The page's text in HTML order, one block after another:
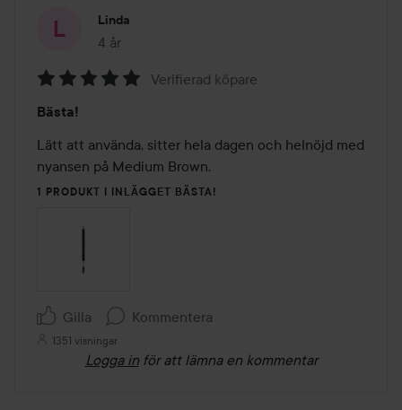
Linda
4 år
Inlägget skapades 4 år
5
av
5
Verifierad köpare
Bästa!
Lätt att använda, sitter hela dagen och helnöjd med
nyansen på Medium Brown.
1 PRODUKT I INLÄGGET BÄSTA!
Gilla Kommentera
1351 visningar
Logga in för att lämna en kommentar